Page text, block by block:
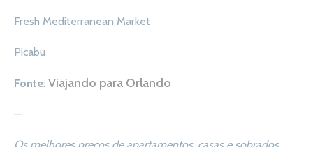
Fresh Mediterranean Market
Picabu
Fonte: Viajando para Orlando
—